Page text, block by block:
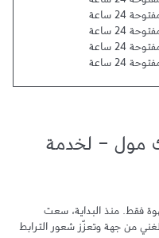
24 ساعة
24 ساعة
24 ساعة
24 ساعة
مول - لخدمة